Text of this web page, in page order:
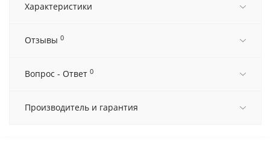
Характеристики
Отзывы 0
Вопрос - Ответ 0
Производитель и гарантия